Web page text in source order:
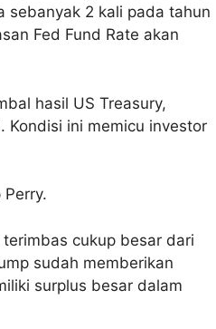
sebanyak 2 kali pada tahun
Fed Fund Rate akan
hasil US Treasury,
Kondisi ini memicu investor
cukup besar dari
sudah memberikan
surplus besar dalam